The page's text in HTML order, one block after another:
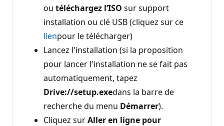
ou téléchargez l’ISO sur support
installation ou clé USB (cliquez sur ce
lienpour le télécharger)
Lancez l'installation (si la proposition
pour lancer l'installation ne se fait pas
automatiquement, tapez
Drive://setup.exedans la barre de
recherche du menu Démarrer).
Cliquez surAller en ligne pour